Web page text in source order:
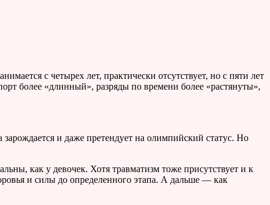
с четырех лет, практически отсутствует, но с пяти лет
более «длинный», разряды по времени более «растянуты»,
и даже претендует на олимпийский статус. Но
как у девочек. Хотя травматизм тоже присутствует и к
и силы до определенного этапа. А дальше — как